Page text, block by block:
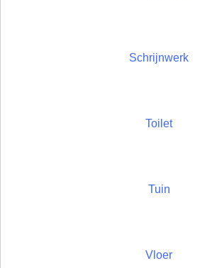
Schrijnwerk
Toilet
Tuin
Vloer